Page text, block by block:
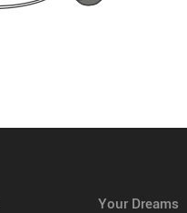
Your Dreams